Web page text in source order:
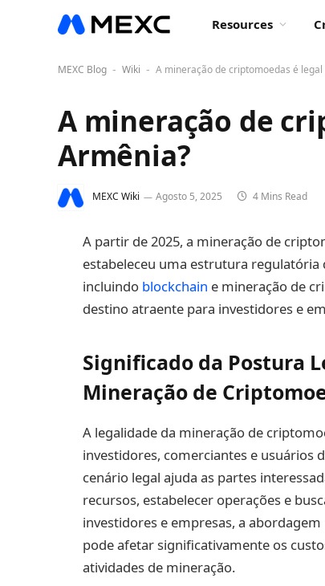
Resources
MEXC Blog - Wiki - A mineração de criptomoedas é legal
A mineração de
Armênia?
MEXC Wiki Agosto 5, 2025 4 Mins Read
A partir de 2025, a mineração de
estabeleceu uma estrutura
incluindo blockchain e mineração de
destino atraente para investidores e
Significado da Postura
Mineração de
A legalidade da mineração de
investidores, comerciantes e usuários
cenário legal ajuda as partes
recursos, estabelecer operações e
investidores e empresas, a
pode afetar significativamente os
atividades de mineração.